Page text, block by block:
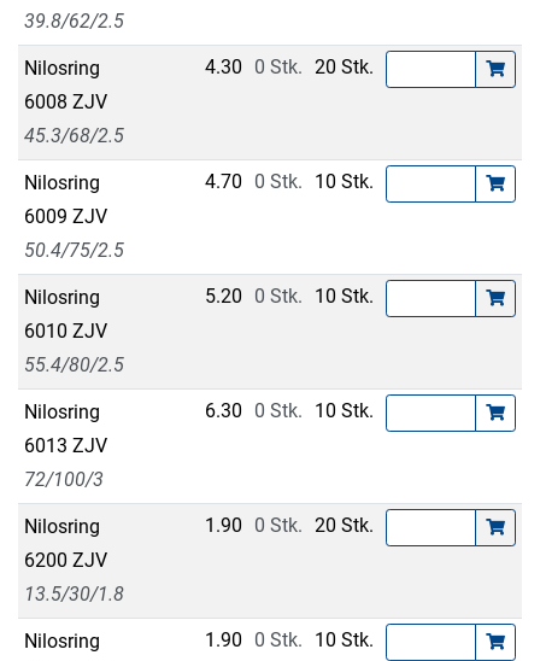
39.8/62/2.5
Nilosring
6008 ZJV
45.3/68/2.5
4.30 0 Stk. 20 Stk.
Nilosring
6009 ZJV
50.4/75/2.5
4.70 0 Stk. 10 Stk.
Nilosring
6010 ZJV
55.4/80/2.5
5.20 0 Stk. 10 Stk.
Nilosring
6013 ZJV
72/100/3
6.30 0 Stk. 10 Stk.
Nilosring
6200 ZJV
13.5/30/1.8
1.90 0 Stk. 20 Stk.
Nilosring
1.90 0 Stk. 10 Stk.